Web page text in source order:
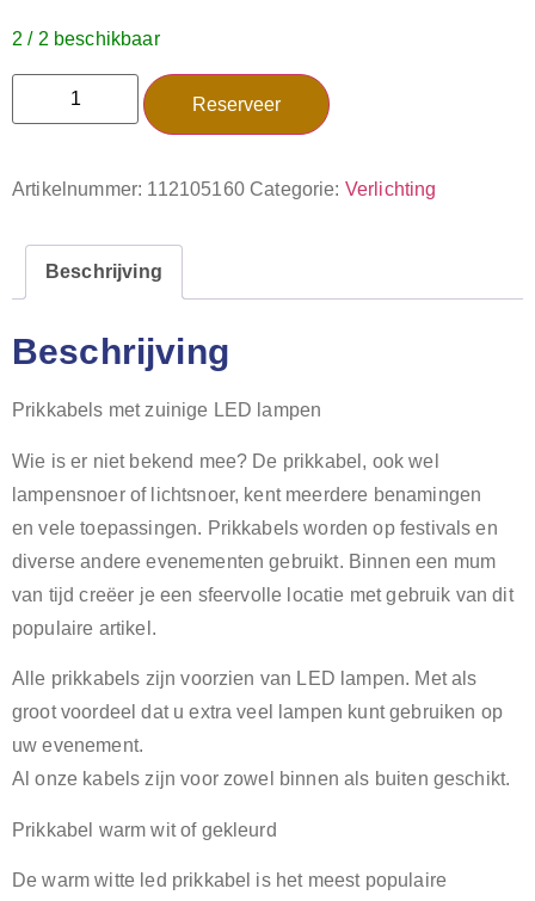
2 / 2 beschikbaar
Reserveer
Artikelnummer: 112105160 Categorie: Verlichting
Beschrijving
Beschrijving
Prikkabels met zuinige LED lampen
Wie is er niet bekend mee? De prikkabel, ook wel
lampensnoer of lichtsnoer, kent meerdere benamingen
en vele toepassingen. Prikkabels worden op festivals en
diverse andere evenementen gebruikt. Binnen een mum
van tijd creëer je een sfeervolle locatie met gebruik van dit
populaire artikel.
Alle prikkabels zijn voorzien van LED lampen. Met als
groot voordeel dat u extra veel lampen kunt gebruiken op
uw evenement.
Al onze kabels zijn voor zowel binnen als buiten geschikt.
Prikkabel warm wit of gekleurd
De warm witte led prikkabel is het meest populaire